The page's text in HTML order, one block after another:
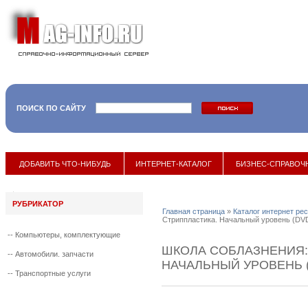
ПОИСК ПО САЙТУ
17 мая
ДОБАВИТЬ ЧТО-НИБУДЬ ИНТЕРНЕТ-КАТАЛОГ БИЗНЕС-
РУБРИКАТОР
-- Компьютеры, комплектующие
-- Автомобили. запчасти
-- Транспортные услуги
Главная страница » Каталог интернет
Стриппластика. Начальный уровень
ШКОЛА
НАЧАЛЬНЫЙ УРОВЕНЬ